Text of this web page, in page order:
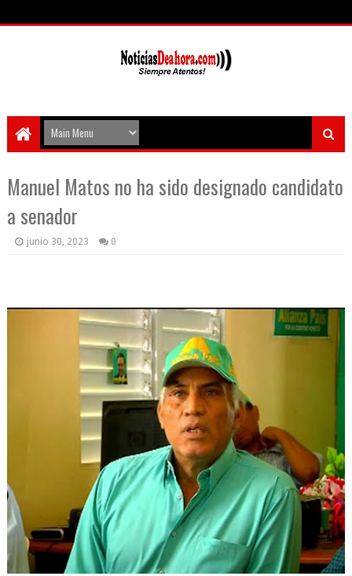
Manuel Matos no ha sido designado candidato
a senador
junio 30, 2023 0